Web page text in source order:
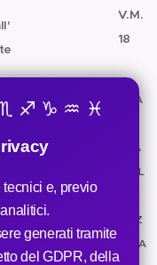
♐ ♑ ♒ ♓
e, previo
generati tramite
del GDPR, della
V.M.
18
📞
CHIA
ORA
DALL
SVIZ
ZERA